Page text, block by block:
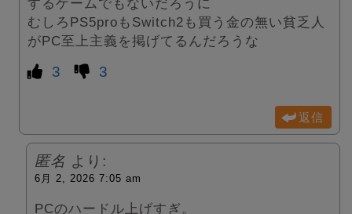
むしろPS5proもSwitch2も買う金の無い貧乏人
がPC至上主義を掲げてるんだろうな
3 3
返信
匿名 より:
6月 2, 2026 7:05 am
PCのハードル上げすぎ。